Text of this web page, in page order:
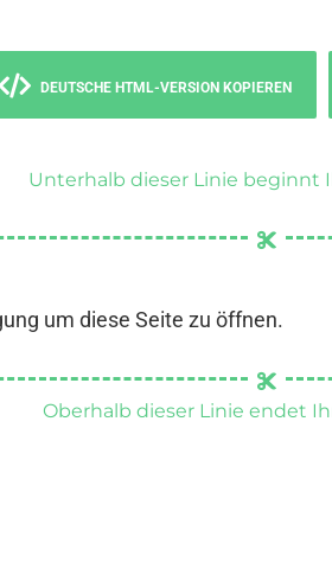
DEUTSCHE HTML-VERSION KOPIEREN
Unterhalb dieser Linie beginnt
um diese Seite zu öffnen.
Oberhalb dieser Linie endet